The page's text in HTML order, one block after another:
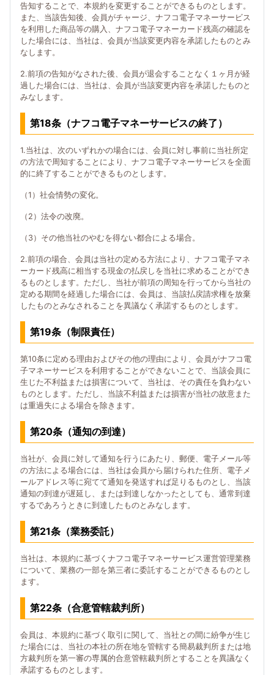
告知することで、本規約を変更することができるものとします。
また、当該告知後、会員がチャージ、ナフコ電子マネーサービス
を利用した商品等の購入、ナフコ電子マネーカード残高の確認を
した場合には、当社は、会員が当該変更内容を承諾したものとみ
なします。
2.前項の告知がなされた後、会員が退会することなく１ヶ月が経
過した場合には、当社は、会員が当該変更内容を承諾したものと
みなします。
第18条（ナフコ電子マネーサービスの終了）
1.当社は、次のいずれかの場合には、会員に対し事前に当社所定
の方法で周知することにより、ナフコ電子マネーサービスを全面
的に終了することができるものとします。
（1）社会情勢の変化。
（2）法令の改廃。
（3）その他当社のやむを得ない都合による場合。
2.前項の場合、会員は当社の定める方法により、ナフコ電子マネ
ーカード残高に相当する現金の払戻しを当社に求めることができ
るものとします。ただし、当社が前項の周知を行ってから当社の
定める期間を経過した場合には、会員は、当該払戻請求権を放棄
したものとみなされることを異議なく承諾するものとします。
第19条（制限責任）
第10条に定める理由およびその他の理由により、会員がナフコ電
子マネーサービスを利用することができないことで、当該会員に
生じた不利益または損害について、当社は、その責任を負わない
ものとします。ただし、当該不利益または損害が当社の故意また
は重過失による場合を除きます。
第20条（通知の到達）
当社が、会員に対して通知を行うにあたり、郵便、電子メール等
の方法による場合には、当社は会員から届けられた住所、電子メ
ールアドレス等に宛てて通知を発送すれば足りるものとし、当該
通知の到達が遅延し、または到達しなかったとしても、通常到達
するであろうときに到達したものとみなします。
第21条（業務委託）
当社は、本規約に基づくナフコ電子マネーサービス運営管理業務
について、業務の一部を第三者に委託することができるものとし
ます。
第22条（合意管轄裁判所）
会員は、本規約に基づく取引に関して、当社との間に紛争が生じ
た場合には、当社の本社の所在地を管轄する簡易裁判所または地
方裁判所を第一審の専属的合意管轄裁判所とすることを異議なく
承諾するものとします。